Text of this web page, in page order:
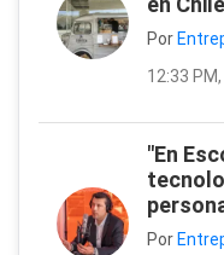
Por
12:33
"En
Por